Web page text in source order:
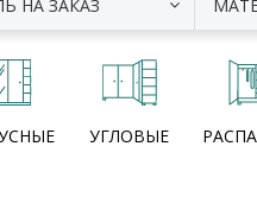
НА ЗАКАЗ
УГЛОВЫЕ